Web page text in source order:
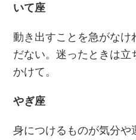
いて座
動き出すことを急がなけ
だない。迷ったときは立
かけて。
やぎ座
身につけるものが気分